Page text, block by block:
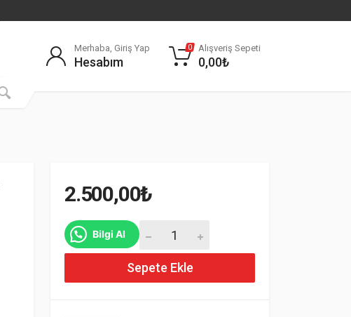
Merhaba, Giriş Yap
Hesabım
0 Alışveriş Sepeti
0,00₺
2.500,00₺
Bilgi Al
913747901 BMW 1 Serisi E87 Tavan Lambası
Sepete Ekle